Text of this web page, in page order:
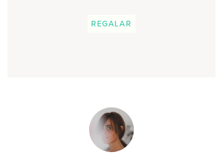
REGALAR